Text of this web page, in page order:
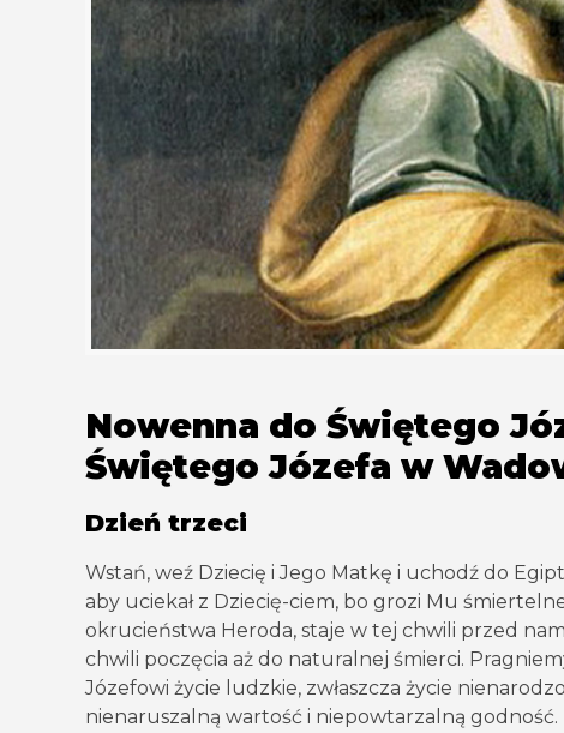
Nowenna do Świętego
Świętego Józefa w
Dzień trzeci
Wstań, weź Dziecię i Jego Matkę i uchodź do
aby uciekał z Dziecię-ciem, bo grozi Mu
okrucieństwa Heroda, staje w tej chwili przed
chwili poczęcia aż do naturalnej śmierci.
Józefowi życie ludzkie, zwłaszcza życie
nienaruszalną wartość i niepowtarzalną